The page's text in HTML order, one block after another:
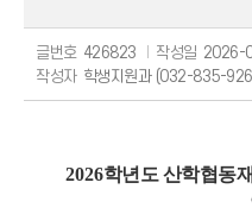
글번호 426823 작성일 2026-
작성자 학생지원과 (032-835-
2026학년도 산학협동